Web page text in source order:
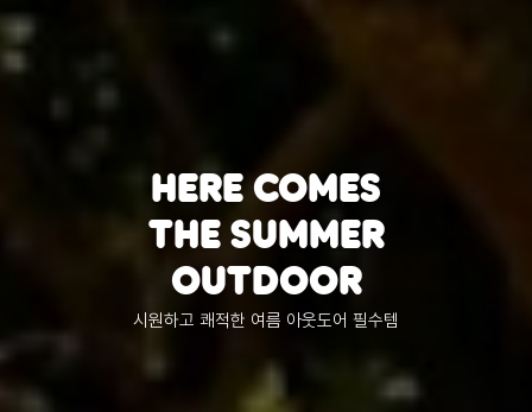
JOIN THE
KÅNKEN
FAMILY
칸켄 패밀리와 함께 나만의
라이프스타일을 완성해 보세요.